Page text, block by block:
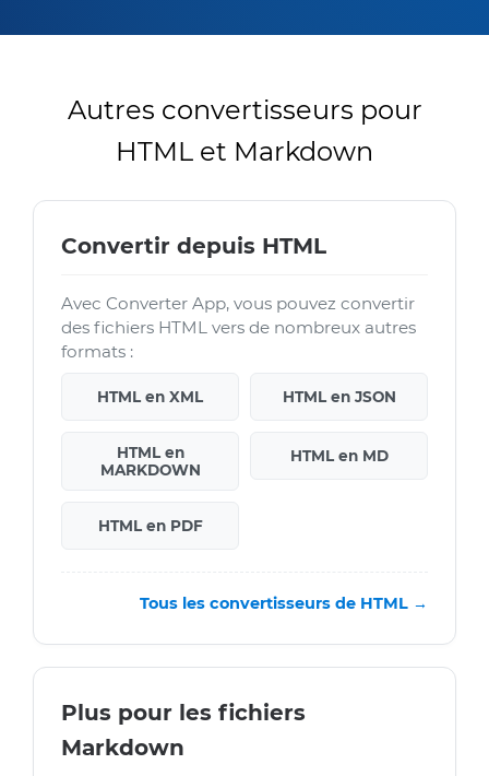
Autres convertisseurs pour
HTML et Markdown
Convertir depuis HTML
Avec Converter App, vous pouvez convertir
des fichiers HTML vers de nombreux autres
formats :
HTML en XML HTML en JSON
HTML en
MARKDOWN
HTML en MD
HTML en PDF
Tous les convertisseurs de HTML →
Plus pour les fichiers
Markdown